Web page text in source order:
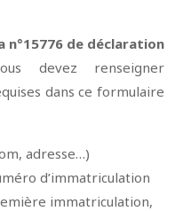
de déclaration
devez renseigner
dans ce formulaire
adresse…)
d’immatriculation
immatriculation,